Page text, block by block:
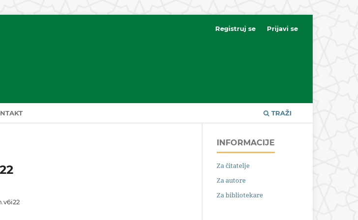
TRAŽI
Registruj se Prijavi se
INFORMACIJE
Za čitatelje
Za autore
Za bibliotekare